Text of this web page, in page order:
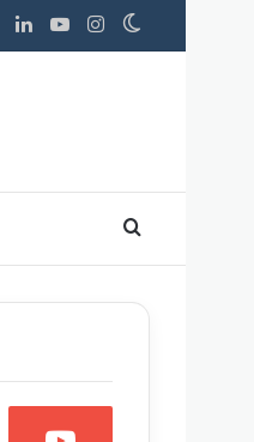
PinterestLinkedInYouTubeInstagram
Search for